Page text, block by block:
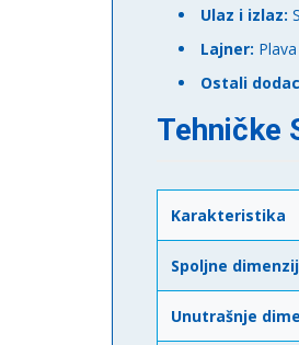
Ulaz i izlaz:
Lajner:
Ostali
Tehničke
Karakteristika
Spoljne
Unutrašnje